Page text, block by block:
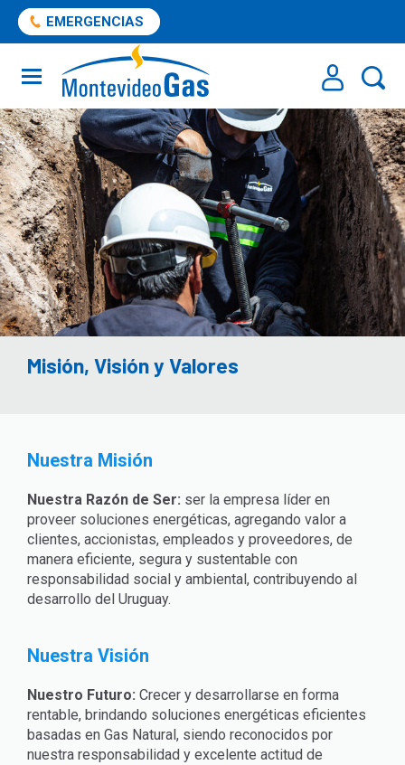
EMERGENCIAS
Misión, Visión y Valores
Nuestra Misión
Nuestra Razón de Ser: ser la empresa líder en
proveer soluciones energéticas, agregando valor a
clientes, accionistas, empleados y proveedores, de
manera eficiente, segura y sustentable con
responsabilidad social y ambiental, contribuyendo al
desarrollo del Uruguay.
Nuestra Visión
Nuestro Futuro: Crecer y desarrollarse en forma
rentable, brindando soluciones energéticas eficientes
basadas en Gas Natural, siendo reconocidos por
nuestra responsabilidad y excelente actitud de